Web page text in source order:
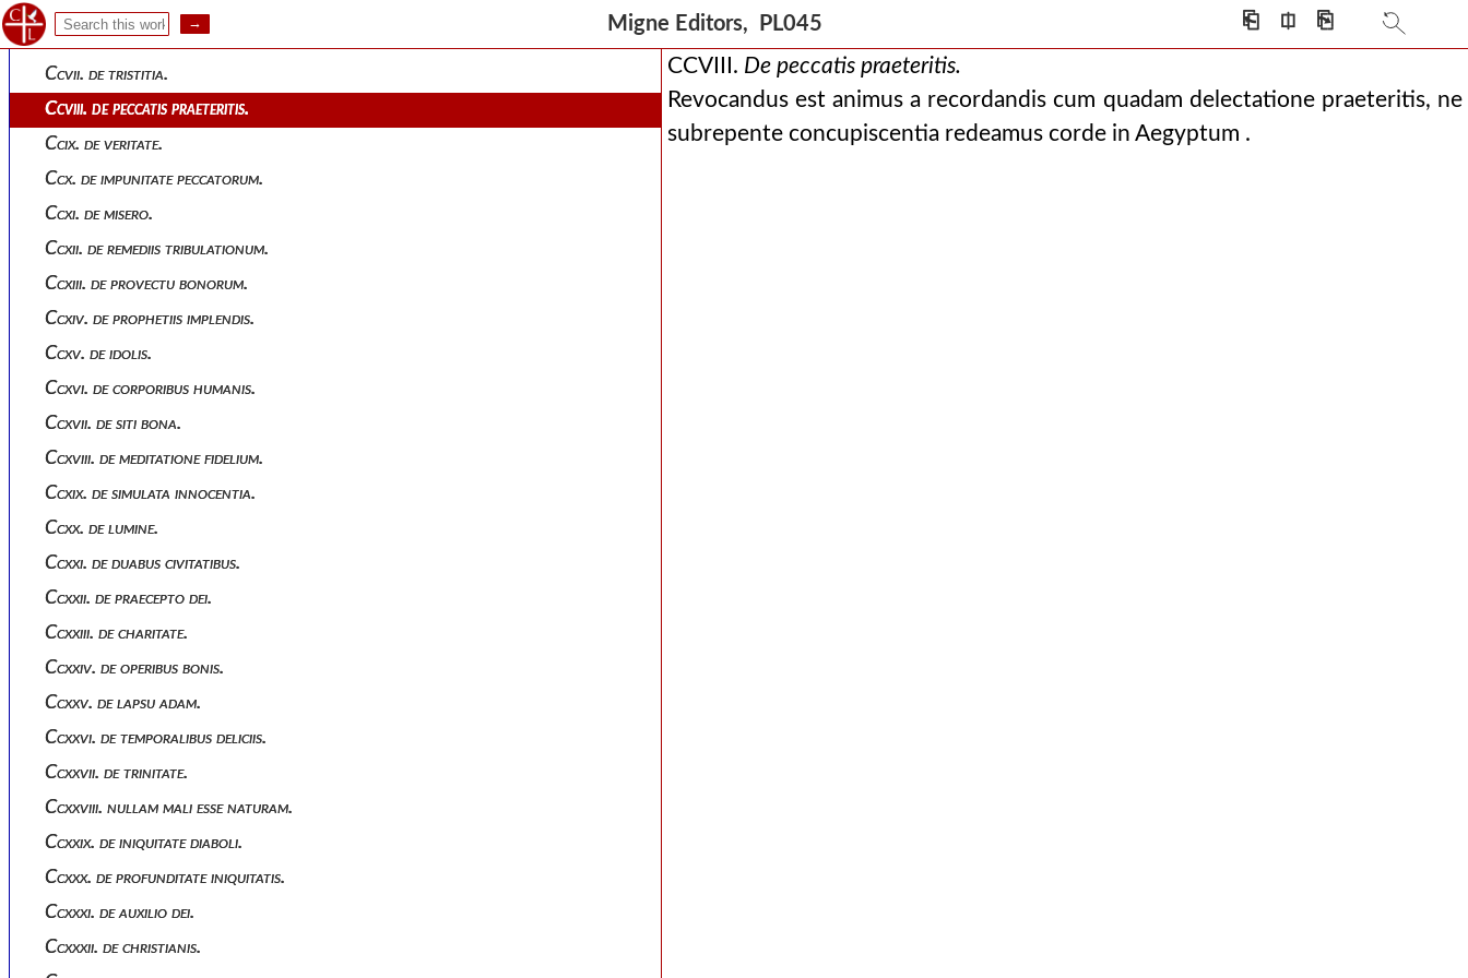
Migne Editors, PL045 ⎗ ⎅ ⎘
Ccvi. de fine fidelium.
Ccvii. de tristitia.
Ccviii. de peccatis praeteritis.
Ccix. de veritate.
Ccx. de impunitate peccatorum.
Ccxi. de misero.
Ccxii. de remediis tribulationum.
Ccxiii. de provectu bonorum.
Ccxiv. de prophetiis implendis.
Ccxv. de idolis.
Ccxvi. de corporibus humanis.
Ccxvii. de siti bona.
Ccxviii. de meditatione fidelium.
Ccxix. de simulata innocentia.
Ccxx. de lumine.
Ccxxi. de duabus civitatibus.
Ccxxii. de praecepto dei.
Ccxxiii. de charitate.
Ccxxiv. de operibus bonis.
Ccxxv. de lapsu adam.
Ccxxvi. de temporalibus deliciis.
Ccxxvii. de trinitate.
Ccxxviii. nullam mali esse naturam.
Ccxxix. de iniquitate diaboli.
Ccxxx. de profunditate iniquitatis.
Ccxxxi. de auxilio dei.
Ccxxxii. de christianis.
CCVIII. De peccatis praeteritis.
Revocandus est animus a recordandis cum quadam delectatione praeteritis, ne
subrepente concupiscentia redeamus corde in Aegyptum .